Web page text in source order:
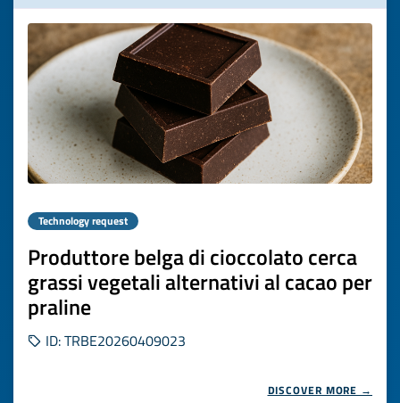
Technology request
Produttore belga di cioccolato cerca
grassi vegetali alternativi al cacao per
praline
ID: TRBE20260409023
DISCOVER MORE →